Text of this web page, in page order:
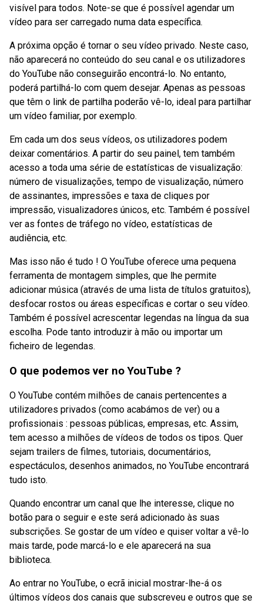
visível para todos. Note-se que é possível agendar um
vídeo para ser carregado numa data específica.
A próxima opção é tornar o seu vídeo privado. Neste caso,
não aparecerá no conteúdo do seu canal e os utilizadores
do YouTube não conseguirão encontrá-lo. No entanto,
poderá partilhá-lo com quem desejar. Apenas as pessoas
que têm o link de partilha poderão vê-lo, ideal para partilhar
um vídeo familiar, por exemplo.
Em cada um dos seus vídeos, os utilizadores podem
deixar comentários. A partir do seu painel, tem também
acesso a toda uma série de estatísticas de visualização:
número de visualizações, tempo de visualização, número
de assinantes, impressões e taxa de cliques por
impressão, visualizadores únicos, etc. Também é possível
ver as fontes de tráfego no vídeo, estatísticas de
audiência, etc.
Mas isso não é tudo ! O YouTube oferece uma pequena
ferramenta de montagem simples, que lhe permite
adicionar música (através de uma lista de títulos gratuitos),
desfocar rostos ou áreas específicas e cortar o seu vídeo.
Também é possível acrescentar legendas na língua da sua
escolha. Pode tanto introduzir à mão ou importar um
ficheiro de legendas.
O que podemos ver no YouTube ?
O YouTube contém milhões de canais pertencentes a
utilizadores privados (como acabámos de ver) ou a
profissionais : pessoas públicas, empresas, etc. Assim,
tem acesso a milhões de vídeos de todos os tipos. Quer
sejam trailers de filmes, tutoriais, documentários,
espectáculos, desenhos animados, no YouTube encontrará
tudo isto.
Quando encontrar um canal que lhe interesse, clique no
botão para o seguir e este será adicionado às suas
subscrições. Se gostar de um vídeo e quiser voltar a vê-lo
mais tarde, pode marcá-lo e ele aparecerá na sua
biblioteca.
Ao entrar no YouTube, o ecrã inicial mostrar-lhe-á os
últimos vídeos dos canais que subscreveu e outros que se